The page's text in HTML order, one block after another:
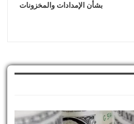
بشأن الإمدادات والمخزونات